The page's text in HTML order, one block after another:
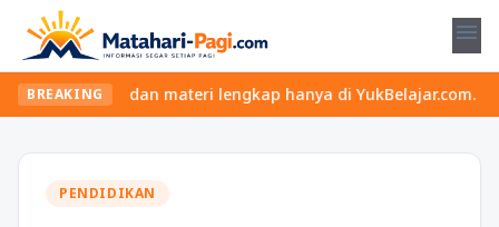
menu
BREAKING
seru dan materi lengkap hanya di YukBelajar.com.
PENDIDIKAN